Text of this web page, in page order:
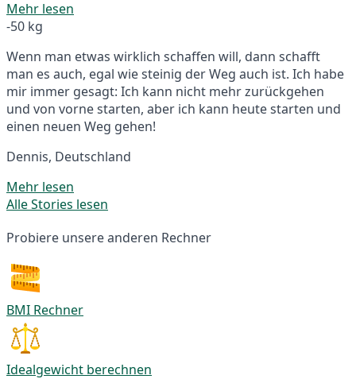
Mehr lesen
-50 kg
Wenn man etwas wirklich schaffen will, dann schafft
man es auch, egal wie steinig der Weg auch ist. Ich habe
mir immer gesagt: Ich kann nicht mehr zurückgehen
und von vorne starten, aber ich kann heute starten und
einen neuen Weg gehen!
Dennis, Deutschland
Mehr lesen
Alle Stories lesen
Probiere unsere anderen Rechner
BMI Rechner
Idealgewicht berechnen